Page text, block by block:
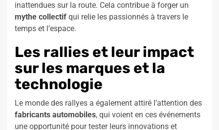
inattendues sur la route. Cela contribue à forger un
mythe collectif qui relie les passionnés à travers le
temps et l’espace.
Les rallies et leur impact
sur les marques et la
technologie
Le monde des rallyes a également attiré l’attention des
fabricants automobiles, qui voient en ces événements
une opportunité pour tester leurs innovations et